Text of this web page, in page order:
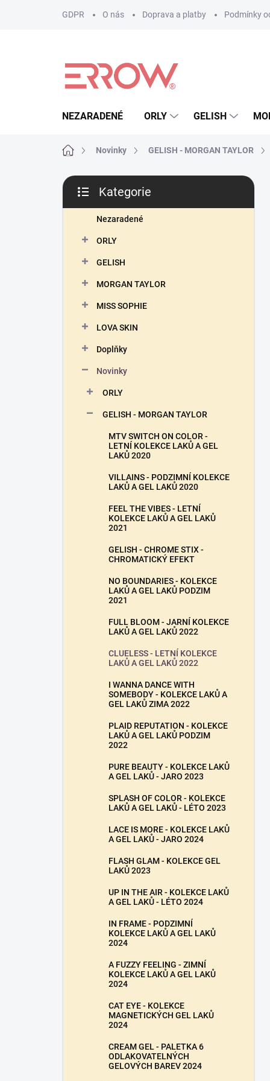
GDPR O nás Doprava a platby Podmínky
NEZARADENÉ ORLY GELISH
Domů Novinky GELISH - MORGAN TAYLOR
P
s
kategorie
Kategorie
Nezaradené
ORLY
GELISH
MORGAN TAYLOR
MISS SOPHIE
LOVA SKIN
Doplňky
Novinky
ORLY
GELISH - MORGAN TAYLOR
MTV SWITCH ON COLOR -
LETNÍ KOLEKCE LAKŮ A GEL
LAKŮ 2020
VILLAINS - PODZIMNÍ KOLEKCE
LAKŮ A GEL LAKŮ 2020
FEEL THE VIBES - LETNÍ
KOLEKCE LAKŮ A GEL LAKŮ
2021
GELISH - CHROME STIX -
CHROMATICKÝ EFEKT
NO BOUNDARIES - KOLEKCE
LAKŮ A GEL LAKŮ PODZIM
2021
FULL BLOOM - JARNÍ KOLEKCE
LAKŮ A GEL LAKŮ 2022
CLUELESS - LETNÍ KOLEKCE
LAKŮ A GEL LAKŮ 2022
I WANNA DANCE WITH
SOMEBODY - KOLEKCE LAKŮ A
GEL LAKŮ ZIMA 2022
PLAID REPUTATION - KOLEKCE
LAKŮ A GEL LAKŮ PODZIM
2022
PURE BEAUTY - KOLEKCE LAKŮ
A GEL LAKŮ - JARO 2023
SPLASH OF COLOR - KOLEKCE
LAKŮ A GEL LAKŮ - LÉTO 2023
LACE IS MORE - KOLEKCE LAKŮ
A GEL LAKŮ - JARO 2024
FLASH GLAM - KOLEKCE GEL
LAKŮ 2023
UP IN THE AIR - KOLEKCE LAKŮ
A GEL LAKŮ - LÉTO 2024
IN FRAME - PODZIMNÍ
KOLEKCE LAKŮ A GEL LAKŮ
2024
A FUZZY FEELING - ZIMNÍ
KOLEKCE LAKŮ A GEL LAKŮ
2024
CAT EYE - KOLEKCE
MAGNETICKÝCH GEL LAKŮ
2024
CREAM GEL - PALETKA 6
ODLAKOVATELNÝCH
GELOVÝCH BAREV 2024